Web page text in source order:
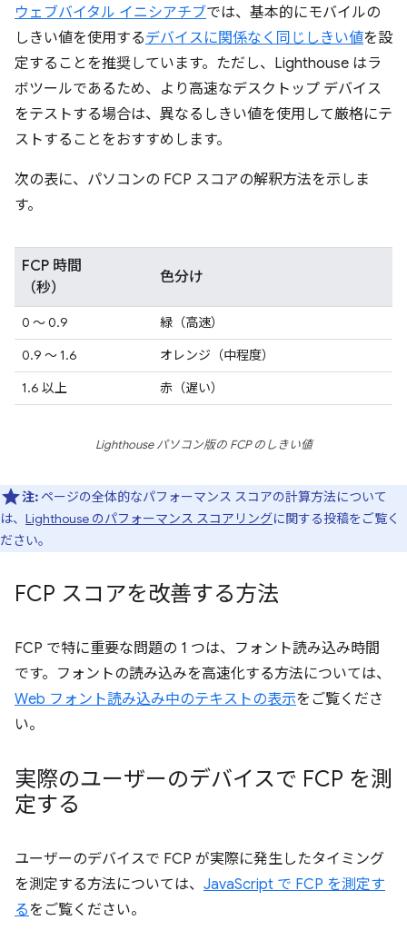
ウェブバイタル イニシアチブでは、基本的にモバイルの
しきい値を使用するデバイスに関係なく同じしきい値を設
定することを推奨しています。ただし、Lighthouse はラ
ボツールであるため、より高速なデスクトップ デバイス
をテストする場合は、異なるしきい値を使用して厳格にテ
ストすることをおすすめします。
次の表に、パソコンの FCP スコアの解釈方法を示しま
す。
FCP 時間
（秒）
色分け
0 ～ 0.9
緑（高速）
0.9 ～ 1.6
オレンジ（中程度）
1.6 以上
赤（遅い）
Lighthouse パソコン版の FCP のしきい値
注: ページの全体的なパフォーマンス スコアの計算方法について
は、 Lighthouse のパフォーマンス スコアリングに関する投稿をご覧く
ださい。
FCP スコアを改善する方法
FCP で特に重要な問題の 1 つは、フォント読み込み時間
です。フォントの読み込みを高速化する方法については、
Web フォント読み込み中のテキストの表示をご覧くださ
い。
実際のユーザーのデバイスで FCP を測
定する
ユーザーのデバイスで FCP が実際に発生したタイミング
を測定する方法については、 JavaScript で FCP を測定す
るをご覧ください。